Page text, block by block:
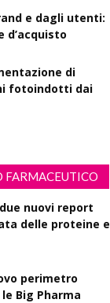
e dagli utenti:
d’acquisto
di
fotoindotti dai
nuovi report
delle proteine e
perimetro
Big Pharma